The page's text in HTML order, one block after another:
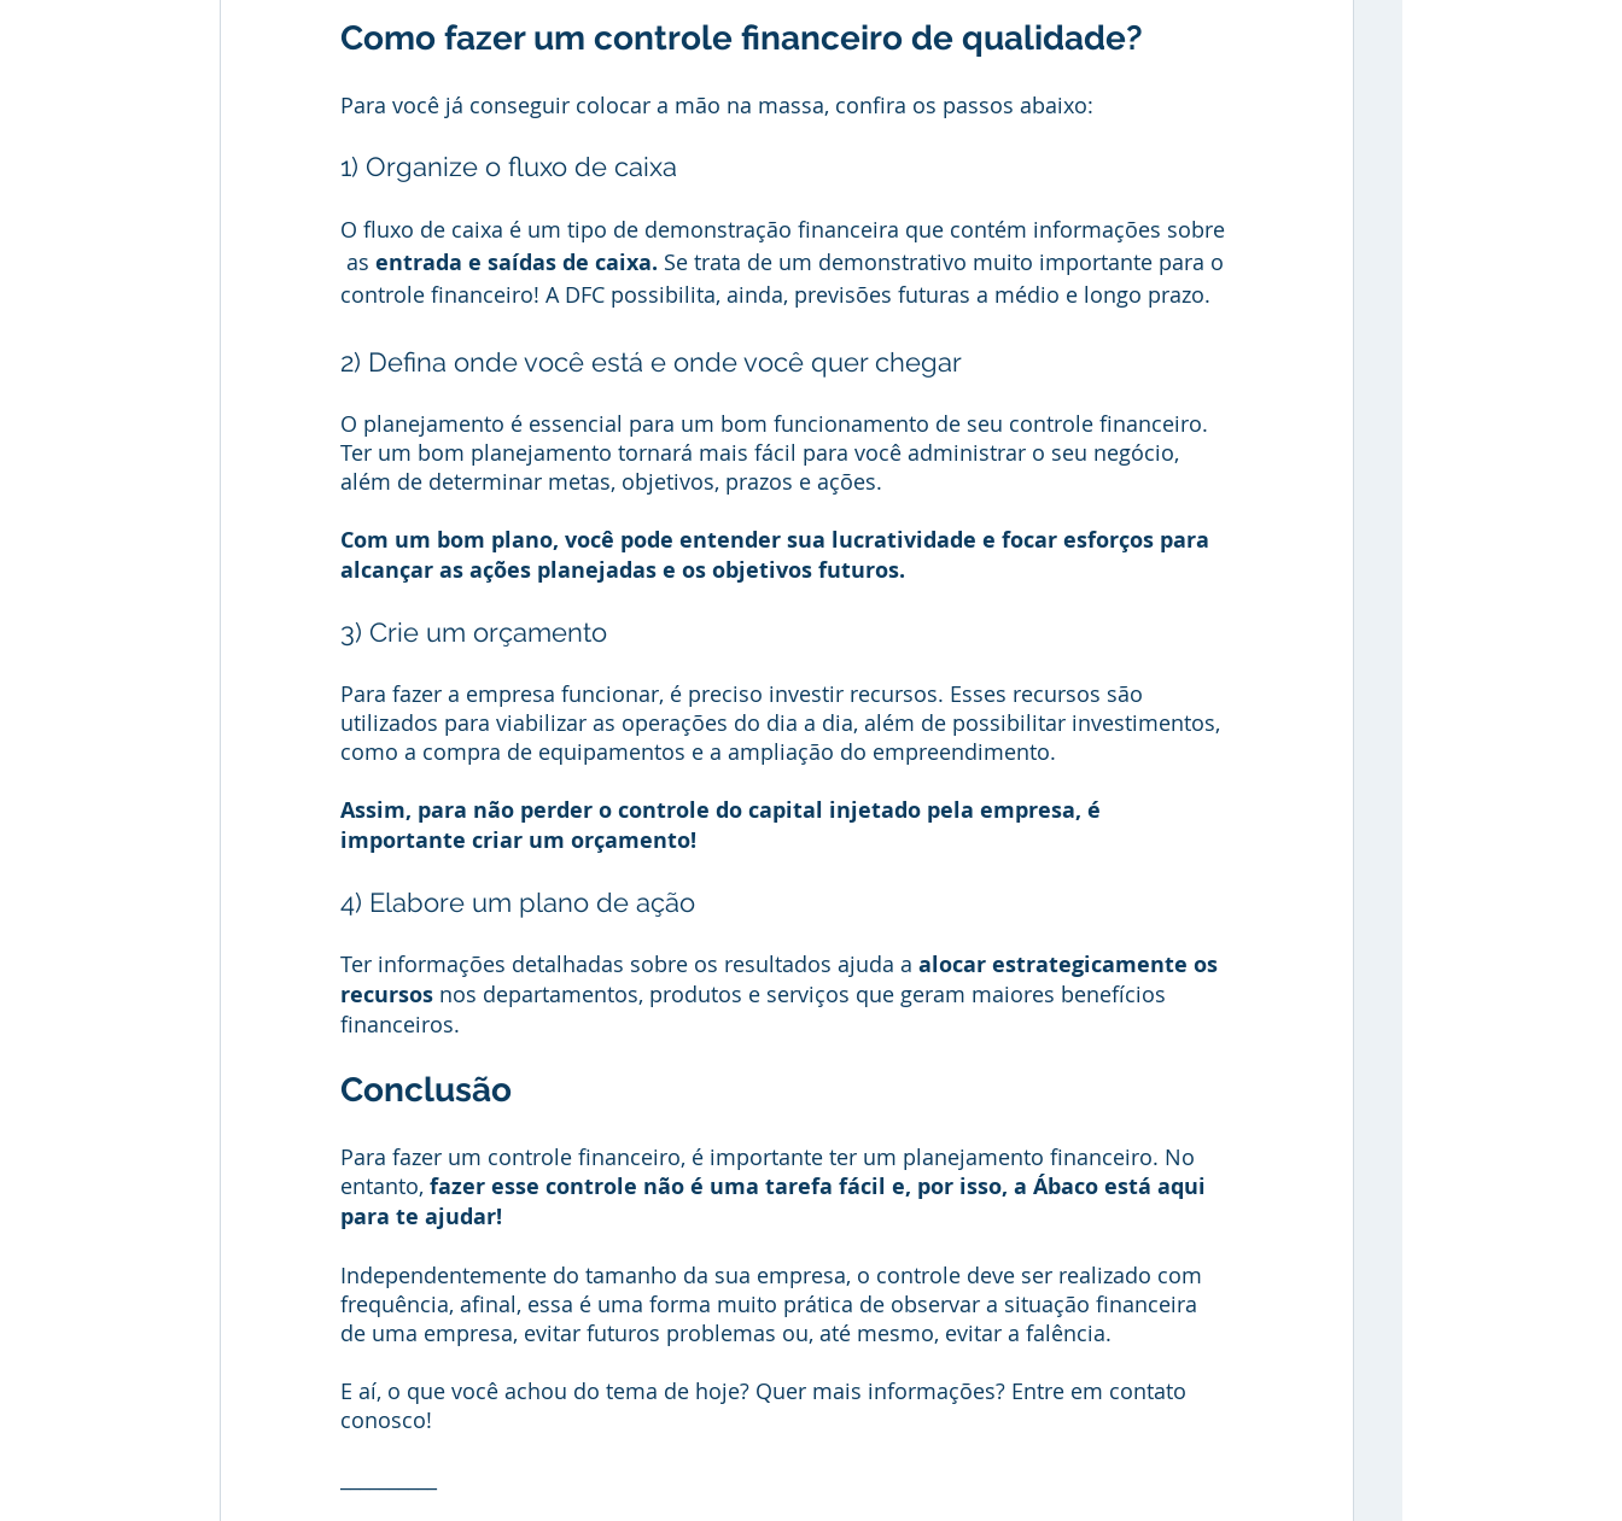
Como fazer um controle financeiro de qualidade?
Para você já conseguir colocar a mão na massa, confira os passos abaixo:
1) Organize o fluxo de caixa
O fluxo de caixa é um tipo de demonstração financeira que contém informações sobre
as entrada e saídas de caixa. Se trata de um demonstrativo muito importante para o
controle financeiro! A DFC possibilita, ainda, previsões futuras a médio e longo prazo.
2) Defina onde você está e onde você quer chegar
O planejamento é essencial para um bom funcionamento de seu controle financeiro.
Ter um bom planejamento tornará mais fácil para você administrar o seu negócio,
além de determinar metas, objetivos, prazos e ações.
Com um bom plano, você pode entender sua lucratividade e focar esforços para
alcançar as ações planejadas e os objetivos futuros.
3) Crie um orçamento
Para fazer a empresa funcionar, é preciso investir recursos. Esses recursos são
utilizados para viabilizar as operações do dia a dia, além de possibilitar investimentos,
como a compra de equipamentos e a ampliação do empreendimento.
Assim, para não perder o controle do capital injetado pela empresa, é
importante criar um orçamento!
4) Elabore um plano de ação
Ter informações detalhadas sobre os resultados ajuda a alocar estrategicamente os
recursos nos departamentos, produtos e serviços que geram maiores benefícios
financeiros.
Conclusão
Para fazer um controle financeiro, é importante ter um planejamento financeiro. No
entanto, fazer esse controle não é uma tarefa fácil e, por isso, a Ábaco está aqui
para te ajudar!
Independentemente do tamanho da sua empresa, o controle deve ser realizado com
frequência, afinal, essa é uma forma muito prática de observar a situação financeira
de uma empresa, evitar futuros problemas ou, até mesmo, evitar a falência.
E aí, o que você achou do tema de hoje? Quer mais informações? Entre em contato
conosco!